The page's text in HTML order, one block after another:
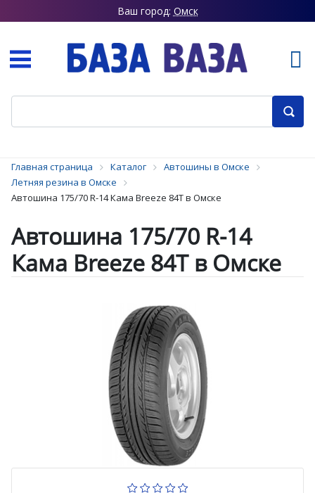
Ваш город: Омск
Главная страница Каталог
Автошины в Омске
Летняя резина в Омске
Автошина 175/70 R-14 Кама Breeze 84T в Омске
Автошина 175/70 R-14
Кама Breeze 84T в Омске